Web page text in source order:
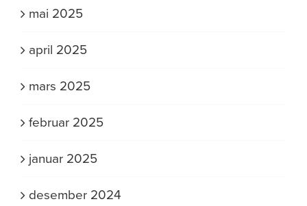
mai 2025
april 2025
mars 2025
februar 2025
januar 2025
desember 2024